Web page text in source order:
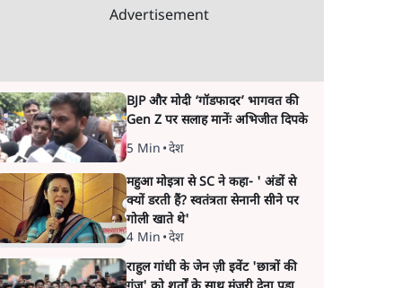
Advertisement
BJP और मोदी ‘गॉडफादर’ भागवत की
Gen Z पर सलाह मानेंः अभिजीत दिपके
5 Min •देश
महुआ मोइत्रा से SC ने कहा- ' अंडों से
क्यों डरती हैं? स्वतंत्रता सेनानी सीने पर
गोली खाते थे'
4 Min •देश
राहुल गांधी के जेन ज़ी इवेंट 'छात्रों की